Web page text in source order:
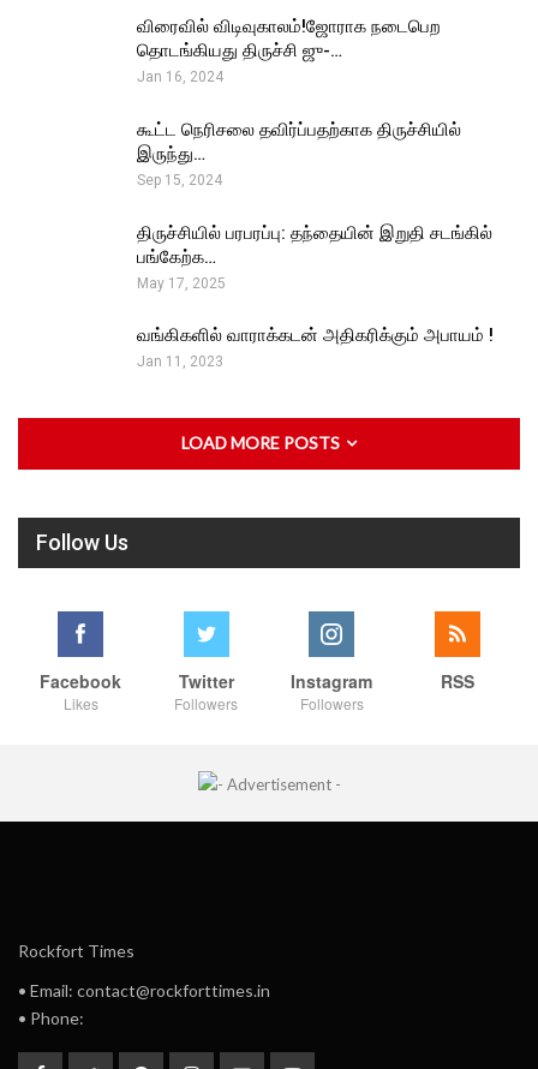
விரைவில் விடிவுகாலம்!ஜோராக நடைபெற
தொடங்கியது திருச்சி ஜு-…
Jan 16, 2024
கூட்ட நெரிசலை தவிர்ப்பதற்காக திருச்சியில்
இருந்து…
Sep 15, 2024
திருச்சியில் பரபரப்பு: தந்தையின் இறுதி சடங்கில்
பங்கேற்க…
May 17, 2025
வங்கிகளில் வாராக்கடன் அதிகரிக்கும் அபாயம் !
Jan 11, 2023
LOAD MORE POSTS
Follow Us
Facebook
Likes
Twitter
Followers
Instagram
Followers
RSS
Rockfort Times
• Email: contact@rockforttimes.in
• Phone: